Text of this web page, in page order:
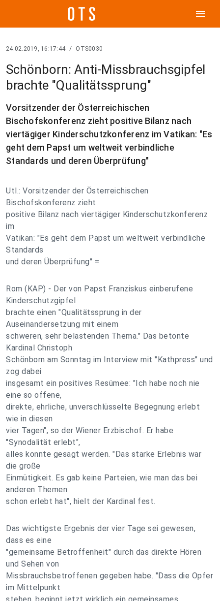
menu
24.02.2019, 16:17:44 / OTS0030
Schönborn: Anti-Missbrauchsgipfel
brachte "Qualitätssprung"
Vorsitzender der Österreichischen
Bischofskonferenz zieht positive Bilanz nach
viertägiger Kinderschutzkonferenz im Vatikan: "Es
geht dem Papst um weltweit verbindliche
Standards und deren Überprüfung"
Utl.: Vorsitzender der Österreichischen
Bischofskonferenz zieht
positive Bilanz nach viertägiger Kinderschutzkonferenz
im
Vatikan: "Es geht dem Papst um weltweit verbindliche
Standards
und deren Überprüfung" =
Rom (KAP) - Der von Papst Franziskus einberufene
Kinderschutzgipfel
brachte einen "Qualitätssprung in der
Auseinandersetzung mit einem
schweren, sehr belastenden Thema." Das betonte
Kardinal Christoph
Schönborn am Sonntag im Interview mit "Kathpress" und
zog dabei
insgesamt ein positives Resümee: "Ich habe noch nie
eine so offene,
direkte, ehrliche, unverschlüsselte Begegnung erlebt
wie in diesen
vier Tagen", so der Wiener Erzbischof. Er habe
"Synodalität erlebt",
alles konnte gesagt werden. "Das starke Erlebnis war
die große
Einmütigkeit. Es gab keine Parteien, wie man das bei
anderen Themen
schon erlebt hat", hielt der Kardinal fest.
Das wichtigste Ergebnis der vier Tage sei gewesen,
dass es eine
"gemeinsame Betroffenheit" durch das direkte Hören
und Sehen von
Missbrauchsbetroffenen gegeben habe. "Dass die Opfer
im Mittelpunkt